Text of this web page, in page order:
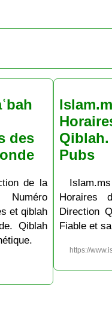
des
de la
Numéro
et qiblah
Qiblah
Pubs
Horaires
Direction
Fiable et
https://